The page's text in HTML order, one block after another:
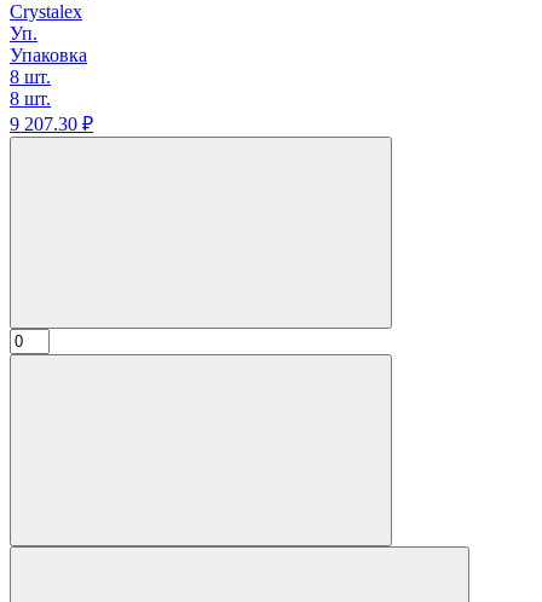
Crystalex
Уп.
Упаковка
8 шт.
8 шт.
9 207.30 ₽